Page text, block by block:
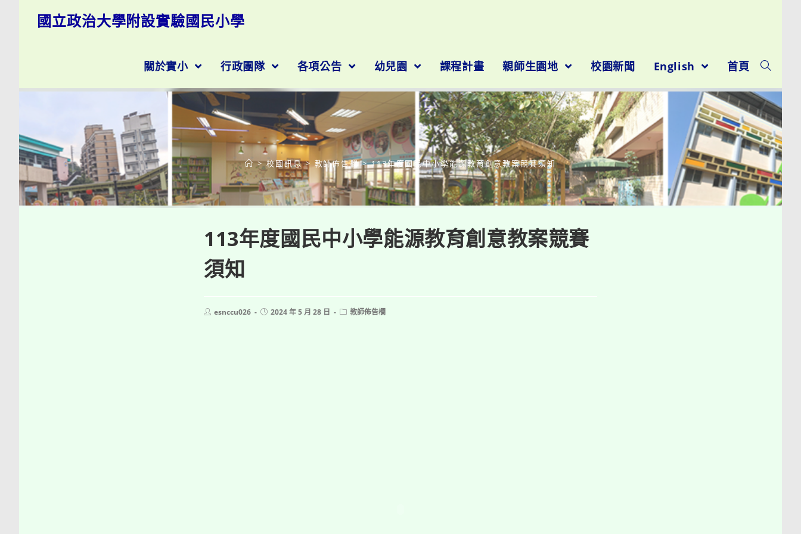
國立政治大學附設實驗國民小學
關於實小 行政團隊 各項公告 幼兒園 課程計畫 親師生園地 校園新聞 English 首頁
部落格
> 校園訊息 > 教師佈告欄 > 113年度國民中小學能源教育創意教案競賽須知
113年度國民中小學能源教育創意教案競賽
須知
Postesnccu026
Post2024 年 5 月 28 日
Post教師佈告欄